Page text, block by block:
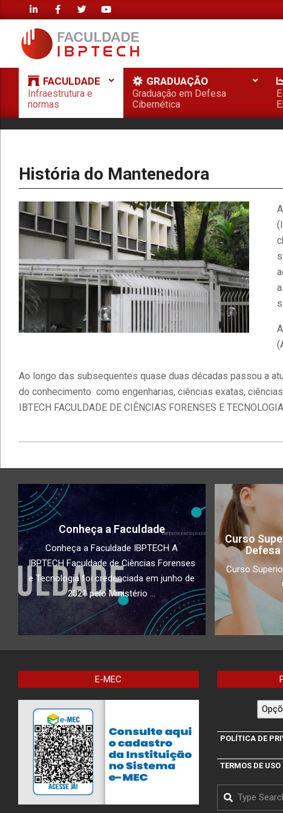
to
content
FACULDADE
IBPTECH
Primary
Navigation
Menu
FACULDADE
Infraestrutura e
normas
GRADUAÇÃO
Graduação em Defesa
Cibernética
História do Mantenedora
Ao longo das subsequentes quase duas décadas passou a
do conhecimento como engenharias, ciências exatas,
IBTECH FACULDADE DE CIÊNCIAS FORENSES E
Conheça a Faculdade
Conheça a Faculdade IBPTECH A
IBPTECH Faculdade de Ciências Forenses
e Tecnologia foi credenciada em junho de
2021 pelo Ministério ...
Curso
Defesa
Curso
E-MEC
POLÍTICA DE
TERMOS DE USO
Search